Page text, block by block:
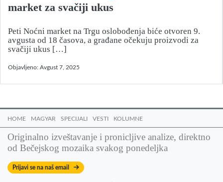
market za svačiji ukus
Peti Noćni market na Trgu oslobođenja biće otvoren 9.
avgusta od 18 časova, a građane očekuju proizvodi za
svačiji ukus […]
Objavljeno: Avgust 7, 2025
HOME MAGYAR SPECIJALI VESTI KOLUMNE
Originalno izveštavanje i pronicljive analize, direktno
od Bečejskog mozaika svakog ponedeljka
Prijavi se na naš email